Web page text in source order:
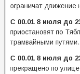
ограничат движение
С 00.01 8 июля до
приостановят по
трамвайными путями.
С 00.01 8 июля до
прекращено по